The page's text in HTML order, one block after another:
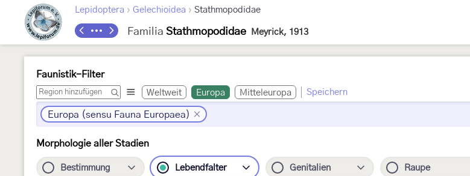
Lepidoptera › Gelechioidea › Stathmopodidae
Familia Stathmopodidae Meyrick, 1913
Faunistik-Filter
Weltweit Europa Mitteleuropa Speichern
Europa (sensu Fauna Europaea)
Morphologie aller Stadien
Bestimmung Lebendfalter Genitalien Raupe